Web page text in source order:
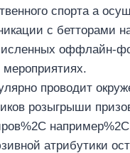
спорта а
с бетторами
оффлайн-
мероприятиях.
проводит
розыгрыши
например%2C
атрибутики